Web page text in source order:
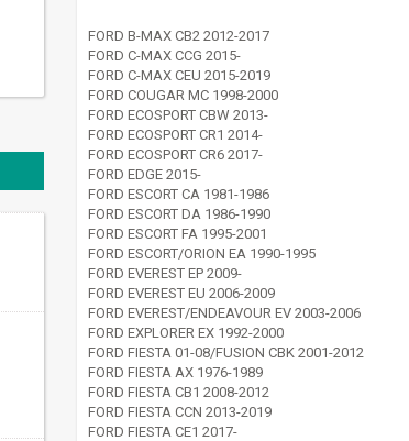
FORD B-MAX CB2 2012-2017
FORD C-MAX CCG 2015-
FORD C-MAX CEU 2015-2019
FORD COUGAR MC 1998-2000
FORD ECOSPORT CBW 2013-
FORD ECOSPORT CR1 2014-
FORD ECOSPORT CR6 2017-
FORD EDGE 2015-
FORD ESCORT CA 1981-1986
FORD ESCORT DA 1986-1990
FORD ESCORT FA 1995-2001
FORD ESCORT/ORION EA 1990-1995
FORD EVEREST EP 2009-
FORD EVEREST EU 2006-2009
FORD EVEREST/ENDEAVOUR EV 2003-2006
FORD EXPLORER EX 1992-2000
FORD FIESTA 01-08/FUSION CBK 2001-2012
FORD FIESTA AX 1976-1989
FORD FIESTA CB1 2008-2012
FORD FIESTA CCN 2013-2019
FORD FIESTA CE1 2017-